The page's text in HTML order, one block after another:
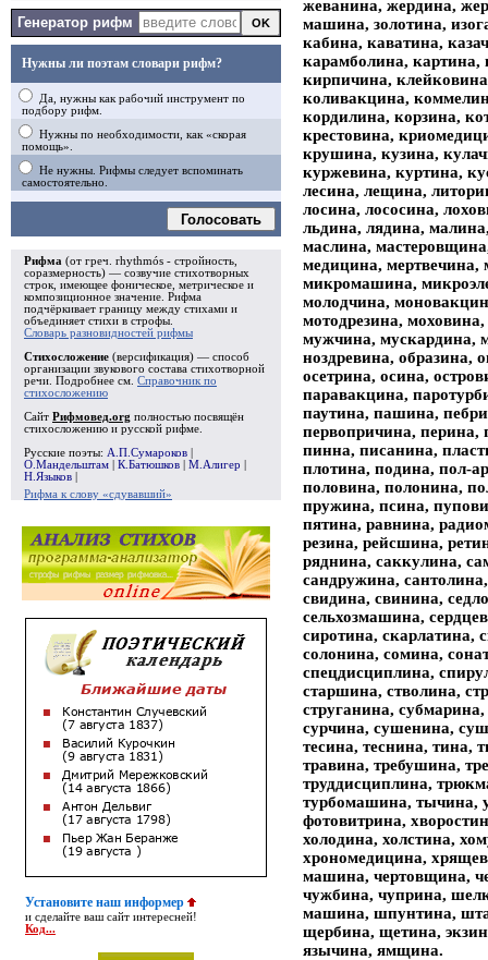
Генератор рифм
Нужны ли поэтам словари рифм?
Да, нужны как рабочий инструмент по
подбору рифм.
Нужны по необходимости, как «скорая
помощь».
Не нужны. Рифмы следует вспоминать
самостоятельно.
Голосовать
Рифма (от греч. rhythmós - стройность,
соразмерность) — созвучие стихотворных
строк, имеющее фоническое, метрическое и
композиционное значение. Рифма
подчёркивает границу между стихами и
объединяет стихи в строфы
Словарь разновидностей рифмы
Стихосложение (версификация) — способ
организации звукового состава стихотворной
речи. Подробнее см. Справочник по
стихосложению
Сайт Рифмовед.org полностью посвящён
стихосложению и русской рифме.
Русские поэты: А.П.Сумароков
О.Мандельштам
К.Батюшков М.Алигер
Н.Языков
Рифма к слову «сдувавший»
Установите наш информер
и сделайте ваш сайт интересней!
Код...
жеванина, жердина,
машина, золотина,
кабина, каватина,
карамболина,
кирпичина,
коливакцина,
кордилина, корзина,
крестовина,
крушина, кузина,
куржевина, куртина,
лесина, лещина,
лосина, лососина,
льдина, лядина,
маслина,
медицина,
микромашина,
молодчина,
мотодрезина,
мужчина, мускардина,
ноздревина, образина,
осетрина, осина,
паравакцина,
паутина, пашина,
первопричина, перина,
пинна, писанина,
плотина, подина, пол-
половина, полонина,
пружина, псина,
пятина, равнина,
резина, рейсшина,
ряднина, саккулина,
сандружина,
свидина, свинина,
сельхозмашина,
сиротина, скарлатина,
солонина, сомина,
спецдисциплина,
старшина, стволина,
струганина,
сурчина, сушенина,
тесина, теснина, тина,
травина, требушина,
труддисциплина,
турбомашина, тычина,
фотовитрина,
холодина, холстина,
хрономедицина,
машина, чертовщина,
чужбина, чуприна,
машина, шпунтина,
щербина, щетина,
язычина, ямщина.